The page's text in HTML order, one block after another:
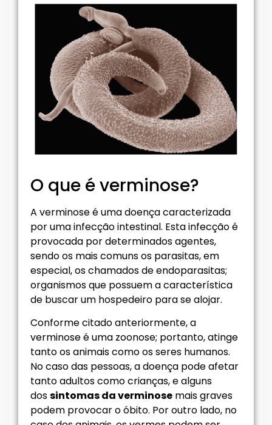
O que é verminose?
A verminose é uma doença caracterizada
por uma infecção intestinal. Esta infecção é
provocada por determinados agentes,
sendo os mais comuns os parasitas, em
especial, os chamados de endoparasitas;
organismos que possuem a característica
de buscar um hospedeiro para se alojar.
Conforme citado anteriormente, a
verminose é uma zoonose; portanto, atinge
tanto os animais como os seres humanos.
No caso das pessoas, a doença pode afetar
tanto adultos como crianças, e alguns
dossintomas da verminose mais graves
podem provocar o óbito. Por outro lado, no